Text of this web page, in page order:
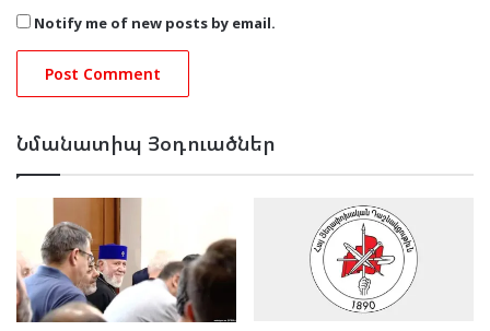
Notify me of new posts by email.
Նմանատիպ Յօդուածներ